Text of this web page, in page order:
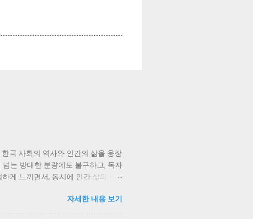
국 사회의 역사와 인간의 삶을 웅장
는 방대한 분량에도 불구하고, 독자
게 느끼면서, 동시에 인간 삶의 덧
아온 한국인들의 삶의 축소판과 같습
하게 자신의 삶을 지켜나가려는 의
자세한 내용 보기